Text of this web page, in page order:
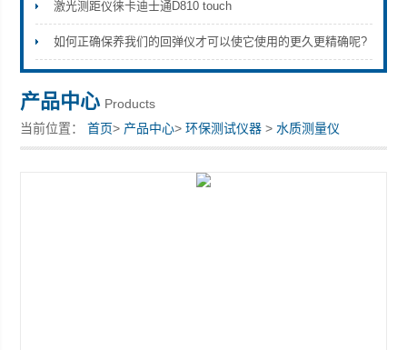
激光测距仪徕卡迪士通D810 touch
如何正确保养我们的回弹仪才可以使它使用的更久更精确呢?
产品中心 Products
当前位置：首页> 产品中心>环保测试仪器 > 水质测量仪